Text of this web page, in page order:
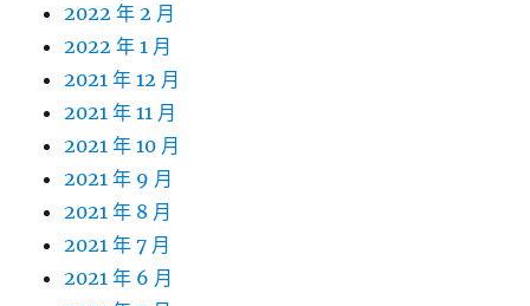
2022 年 2 月
2022 年 1 月
2021 年 12 月
2021 年 11 月
2021 年 10 月
2021 年 9 月
2021 年 8 月
2021 年 7 月
2021 年 6 月